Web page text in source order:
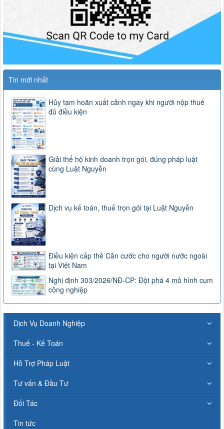
Tin mới nhất
Hủy tạm hoãn xuất cảnh ngay khi người nộp thuế
đủ điều kiện
Giải thể hộ kinh doanh trọn gói, đúng pháp luật
cùng Luật Nguyễn
Dịch vụ kế toán, thuế trọn gói tại Luật Nguyễn
Điều kiện cấp thẻ Căn cước cho người nước ngoài
tại Việt Nam
Nghị định 303/2026/NĐ-CP: Đột phá 4 mô hình cụm
công nghiệp
Dịch Vụ Doanh Nghiệp
Thuế - Kế Toán
Hỗ Trợ Pháp Luật
Tư vấn & Đầu Tư
Đối Tác
Tin tức